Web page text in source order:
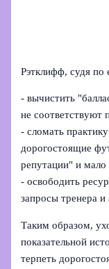
Рэтклифф, судя по
- вычистить
не соответствуют
- сломать
дорогостоящие
репутации" и мало
- освободить
запросы тренера и
Таким образом,
показательной
терпеть